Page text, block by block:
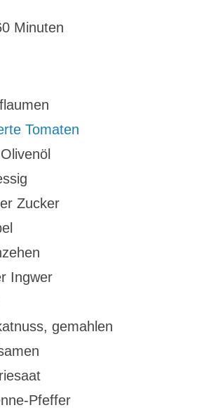
Minuten
Tomaten
Zucker
Ingwer
gemahlen
Pfeffer